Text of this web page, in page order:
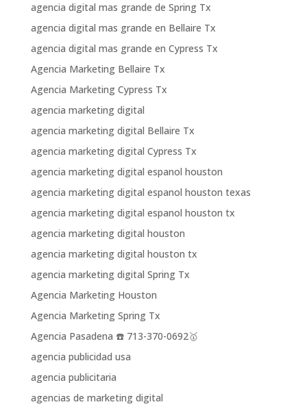
agencia digital mas grande de Spring Tx
agencia digital mas grande en Bellaire Tx
agencia digital mas grande en Cypress Tx
Agencia Marketing Bellaire Tx
Agencia Marketing Cypress Tx
agencia marketing digital
agencia marketing digital Bellaire Tx
agencia marketing digital Cypress Tx
agencia marketing digital espanol houston
agencia marketing digital espanol houston texas
agencia marketing digital espanol houston tx
agencia marketing digital houston
agencia marketing digital houston tx
agencia marketing digital Spring Tx
Agencia Marketing Houston
Agencia Marketing Spring Tx
Agencia Pasadena ☎️ 713-370-0692🥇
agencia publicidad usa
agencia publicitaria
agencias de marketing digital